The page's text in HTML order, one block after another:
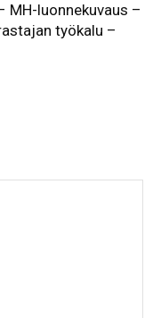
MH-luonnekuvaus –
työkalu –